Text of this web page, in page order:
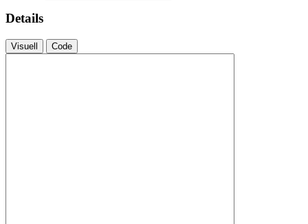
Details
Visuell Code